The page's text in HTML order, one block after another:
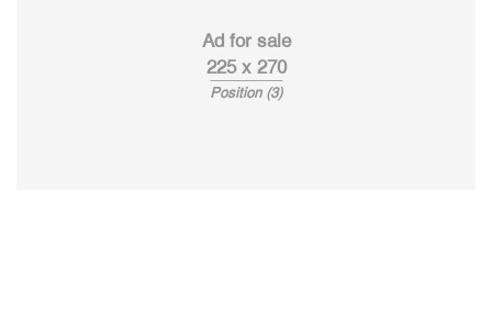
Ad for sale
225 x 270
Position (3)